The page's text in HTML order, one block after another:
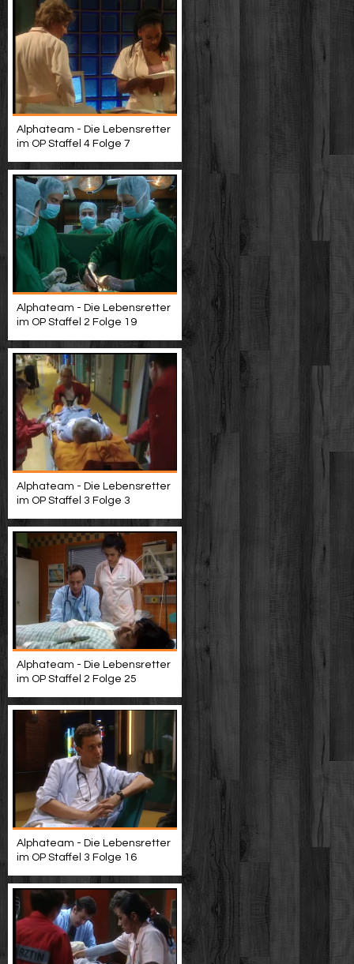
Alphateam - Die Lebensretter
im OP Staffel 4 Folge 7
Alphateam - Die Lebensretter
im OP Staffel 2 Folge 19
Alphateam - Die Lebensretter
im OP Staffel 3 Folge 3
Alphateam - Die Lebensretter
im OP Staffel 2 Folge 25
Alphateam - Die Lebensretter
im OP Staffel 3 Folge 16